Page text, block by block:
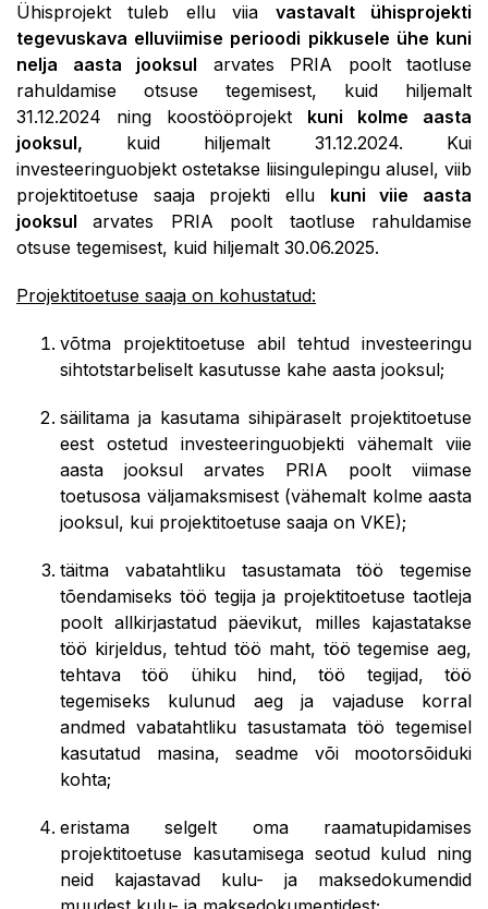
​Ühisprojekt tuleb ellu viia vastavalt ühisprojekti
tegevuskava elluviimise perioodi pikkusele ühe kuni
nelja aasta jooksul arvates PRIA poolt taotluse
rahuldamise otsuse tegemisest, kuid hiljemalt
31.12.2024 ning koostööprojekt kuni kolme aasta
jooksul, kuid hiljemalt 31.12.2024. Kui
investeeringuobjekt ostetakse liisingulepingu alusel, viib
projektitoetuse saaja projekti ellu kuni viie aasta
jooksularvates PRIA poolt taotluse rahuldamise
otsuse tegemisest, kuid hiljemalt 30.06.2025.
Projektitoetuse saaja on kohustatud:
võtma projektitoetuse abil tehtud investeeringu
sihtotstarbeliselt kasutusse kahe aasta jooksul;
säilitama ja kasutama sihipäraselt projektitoetuse
eest ostetud investeeringuobjekti vähemalt viie
aasta jooksul arvates PRIA poolt viimase
toetusosa väljamaksmisest (vähemalt kolme aasta
jooksul, kui projektitoetuse saaja on VKE);
täitma vabatahtliku tasustamata töö tegemise
tõendamiseks töö tegija ja projektitoetuse taotleja
poolt allkirjastatud päevikut, milles kajastatakse
töö kirjeldus, tehtud töö maht, töö tegemise aeg,
tehtava töö ühiku hind, töö tegijad, töö
tegemiseks kulunud aeg ja vajaduse korral
andmed vabatahtliku tasustamata töö tegemisel
kasutatud masina, seadme või mootorsõiduki
kohta;
eristama selgelt oma raamatupidamises
projektitoetuse kasutamisega seotud kulud ning
neid kajastavad kulu- ja maksedokumendid